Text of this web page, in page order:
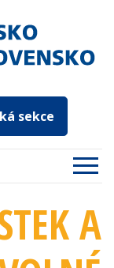
sekce
A